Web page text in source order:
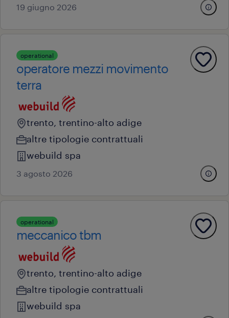
19 giugno 2026
operational
operatore mezzi movimento
terra
trento, trentino-alto adige
altre tipologie contrattuali
webuild spa
3 agosto 2026
operational
meccanico tbm
trento, trentino-alto adige
altre tipologie contrattuali
webuild spa